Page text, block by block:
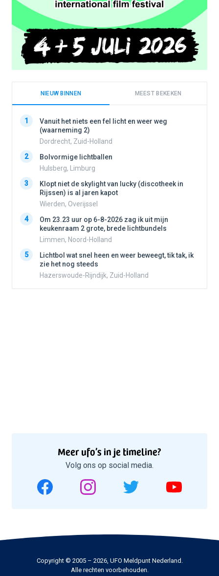
NIEUW BINNEN MEEST BEKEKEN
1
Vanuit het niets een fel licht en weer weg
(waarneming 2)
Dordrecht, Zuid-Holland
2
Bolvormige lichtballen
Hulsberg, Limburg
3
Klopt niet de skylight van lucky (discotheek in
Rijssen) is al jaren kapot
Wierden, Overijssel
4
Om 23.23 uur op 6-8-2026 zag ik uit mijn
keukenraam 2 grote, brede lichtbundels
Limmen, Noord-Holland
5
Lichtbol wat snel heen en weer beweegt, tik tak, ik
zie het nog steeds
Hazerswoude-Rijndijk, Zuid-Holland
Meer ufo’s in je timeline?
Volg ons op social media.
Copyright © 2005 – 2026, UFO Meldpunt Nederland.
Alle rechten voorbehouden.